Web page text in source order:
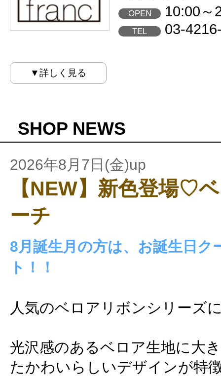
OPEN 10:00～
TEL 03-
▼詳しく見る
SHOP NEWS
2026年8月7日(金)up
【NEW】新色登場♡
ーチ
8月誕生月の方は、お誕生日ク
ト！！
人気のベロアリボンシリーズ
光沢感のあるベロア生地に大
たかわいらしいデザインが特